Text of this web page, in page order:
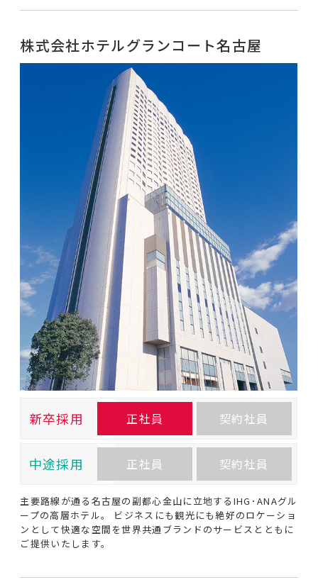
株式会社ホテルグランコート名古屋
新卒採用 正社員 契約社員
中途採用 正社員 契約社員
主要路線が通る名古屋の副都心金山に立地するIHG･ANAグル
ープの高層ホテル。 ビジネスにも観光にも絶好のロケーショ
ンとして快適な空間を世界共通ブランドのサービスとともに
ご提供いたします。